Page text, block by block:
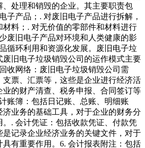
、处理和销毁的企业。其主要职责包
子产品；. 对废旧电子产品进行拆解，
料；. 对无价值的零部件和材料进行
废旧电子产品对环境和人类健康的影
循环利用和资源化发展。废旧电子垃
旧电子垃圾销毁公司的运作模式主要
收网络：废旧电子垃圾销毁公司需
票、汇票等，这些是企业进行经济活
的财产清查、税务申报、合同签订等
账簿：包括日记账、总账、明细账
业务的基础工具，对于企业的财务分
. 会计凭证：包括收款凭证、付款凭
记录企业经济业务的关键文件，对于
有重要作用。6. 会计报表附注：包括